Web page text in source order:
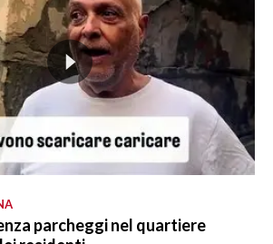
parcheggi nel quartiere